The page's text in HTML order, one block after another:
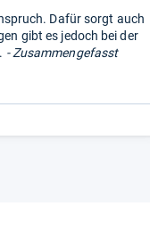
Dafür sorgt auch
gibt es jedoch bei der
- Zusammengefasst